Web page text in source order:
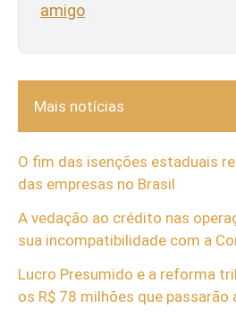
amigo
Mais notícias
O fim das isenções estaduais
das empresas no Brasil
A vedação ao crédito nas
sua incompatibilidade com a
Lucro Presumido e a reforma
os R$ 78 milhões que passarão